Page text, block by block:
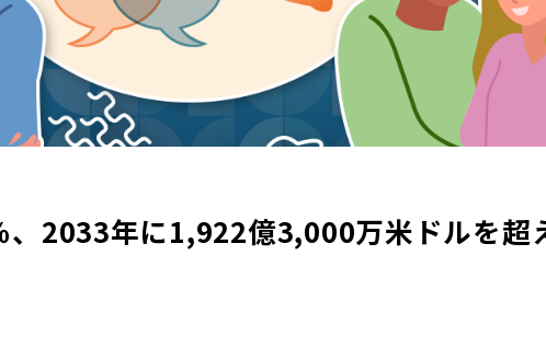
2033年に1,922億3,000万米ドルを超